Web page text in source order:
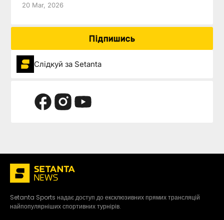
20 Mar, 2026
Підпишись
Слідкуй за Setanta
Setanta Sports надає доступ до ексклюзивних прямих трансляцій
найпопулярніших спортивних турнірів.